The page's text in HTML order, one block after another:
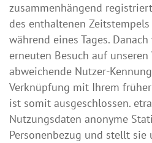
zusammenhängend
des enthaltenen
während eines Tages.
erneuten Besuch auf
abweichende Nutzer-
Verknüpfung mit Ihrem
ist somit ausgeschlossen.
Nutzungsdaten anonyme
Personenbezug und stellt sie